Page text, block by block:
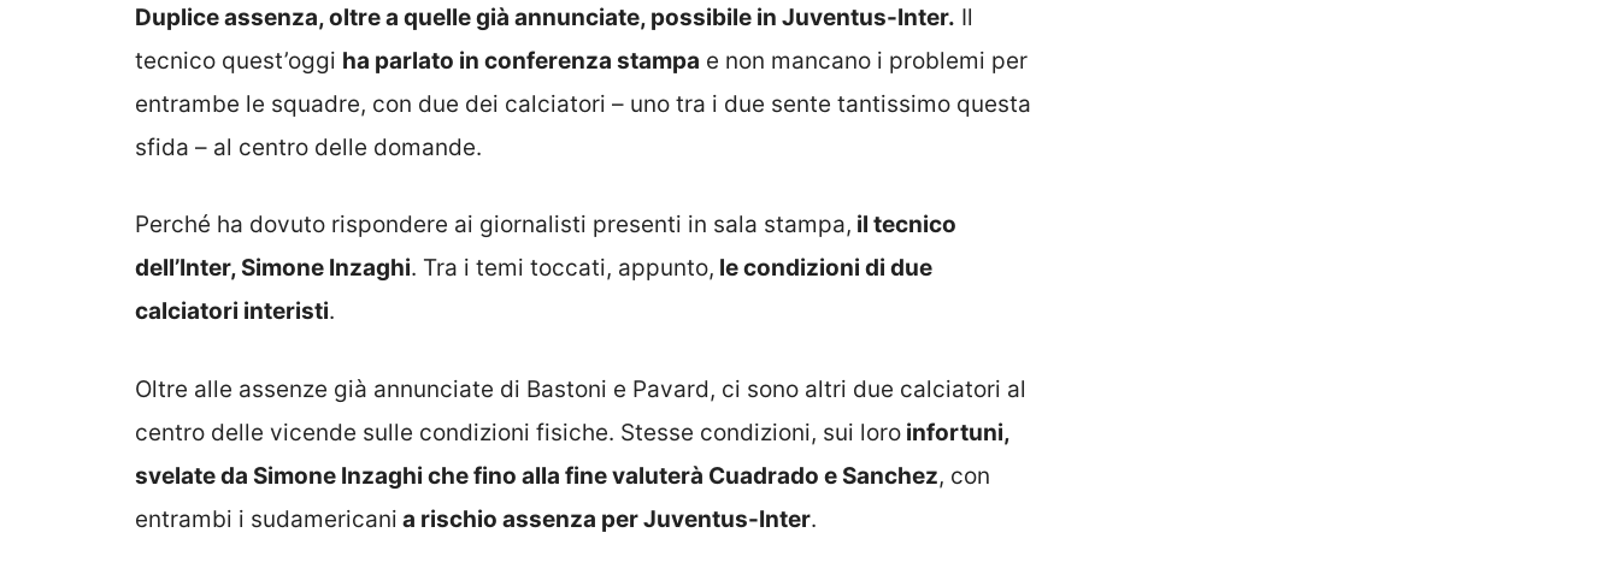
Duplice assenza, oltre a quelle già annunciate, possibile in Juventus-Inter. Il
tecnico quest’oggi ha parlato in conferenza stampa e non mancano i problemi per
entrambe le squadre, con due dei calciatori – uno tra i due sente tantissimo questa
sfida – al centro delle domande.
Perché ha dovuto rispondere ai giornalisti presenti in sala stampa, il tecnico
dell’Inter, Simone Inzaghi. Tra i temi toccati, appunto, le condizioni di due
calciatori interisti.
Oltre alle assenze già annunciate di Bastoni e Pavard, ci sono altri due calciatori al
centro delle vicende sulle condizioni fisiche. Stesse condizioni, sui loro infortuni,
svelate da Simone Inzaghi che fino alla fine valuterà Cuadrado e Sanchez, con
entrambi i sudamericani a rischio assenza per Juventus-Inter.